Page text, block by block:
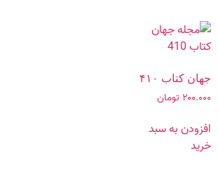
جهان کتاب ۴۱۰
۲۰۰.۰۰۰ تومان
افزودن به سبد
خرید